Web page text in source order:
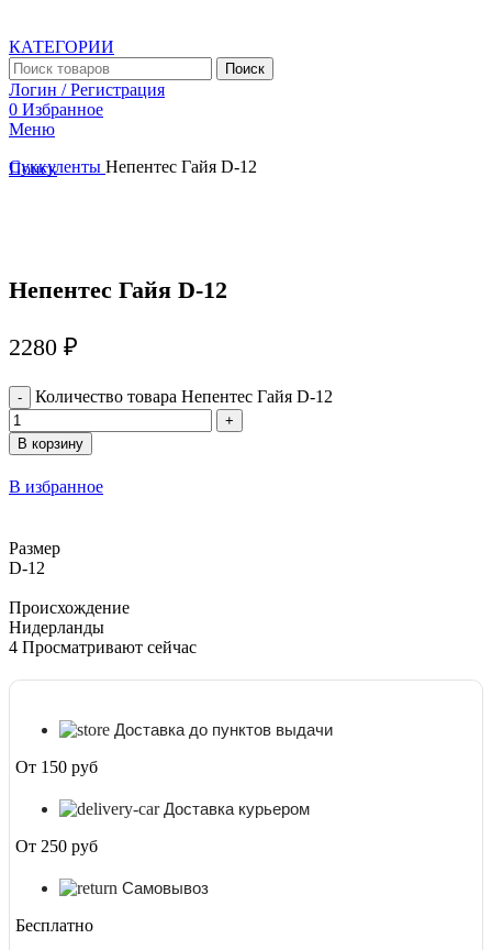
КАТЕГОРИИ
Поиск
Логин / Регистрация
0 Избранное
Меню
Поиск
Суккуленты Непентес Гайя D-12
Непентес Гайя D-12
2280 ₽
Количество товара Непентес Гайя D-12
В корзину
В избранное
Размер
D-12
Происхождение
Нидерланды
4 Просматривают сейчас
Доставка до пунктов выдачи
От 150 руб
Доставка курьером
От 250 руб
Самовывоз
Бесплатно